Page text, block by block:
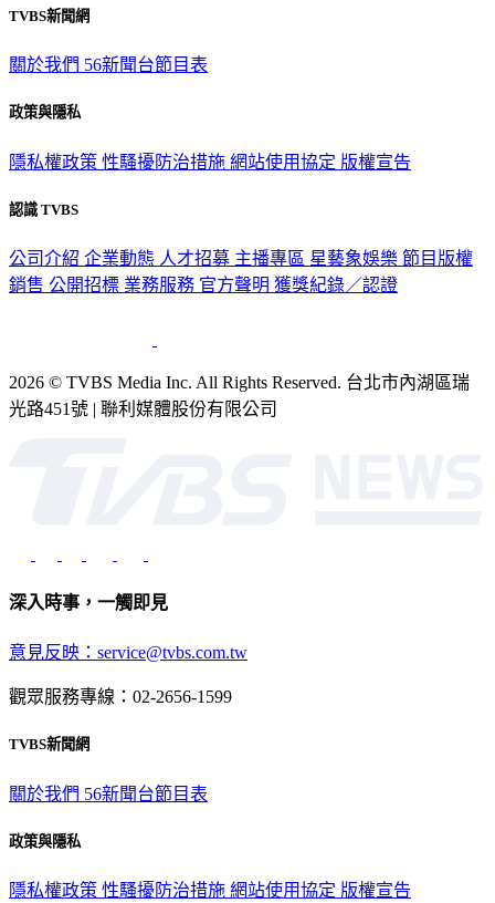
TVBS新聞網
關於我們 56新聞台節目表
政策與隱私
隱私權政策 性騷擾防治措施 網站使用協定 版權宣告
認識 TVBS
公司介紹 企業動態 人才招募 主播專區 星藝象娛樂 節目版權
銷售 公開招標 業務服務 官方聲明 獲獎紀錄／認證
2026 © TVBS Media Inc. All Rights Reserved. 台北市內湖區瑞
光路451號 | 聯利媒體股份有限公司
深入時事，一觸即見
意見反映：service@tvbs.com.tw
觀眾服務專線：02-2656-1599
TVBS新聞網
關於我們 56新聞台節目表
政策與隱私
隱私權政策 性騷擾防治措施 網站使用協定 版權宣告